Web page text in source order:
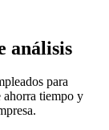
análisis
para
ahorra tiempo y